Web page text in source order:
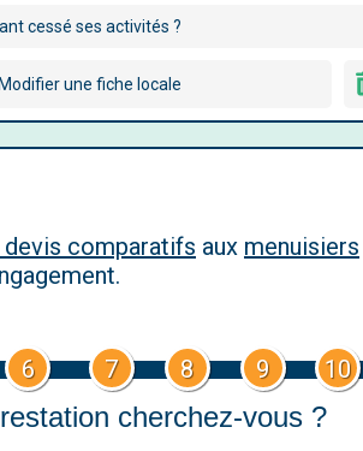
cessé ses activités ?
Modifier une fiche locale
devis comparatifs aux menuisiers
6 7 8 9 10
cherchez-vous ?